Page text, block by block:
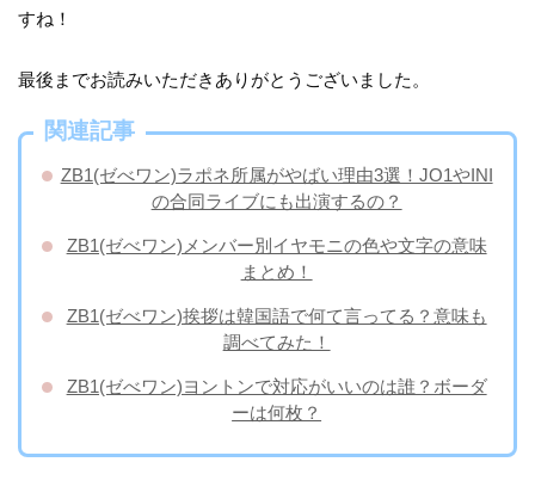
すね！
最後までお読みいただきありがとうございました。
関連記事
ZB1(ゼべワン)ラポネ所属がやばい理由3選！JO1やINI
の合同ライブにも出演するの？
ZB1(ゼべワン)メンバー別イヤモニの色や文字の意味
まとめ！
ZB1(ゼべワン)挨拶は韓国語で何て言ってる？意味も
調べてみた！
ZB1(ゼべワン)ヨントンで対応がいいのは誰？ボーダ
ーは何枚？